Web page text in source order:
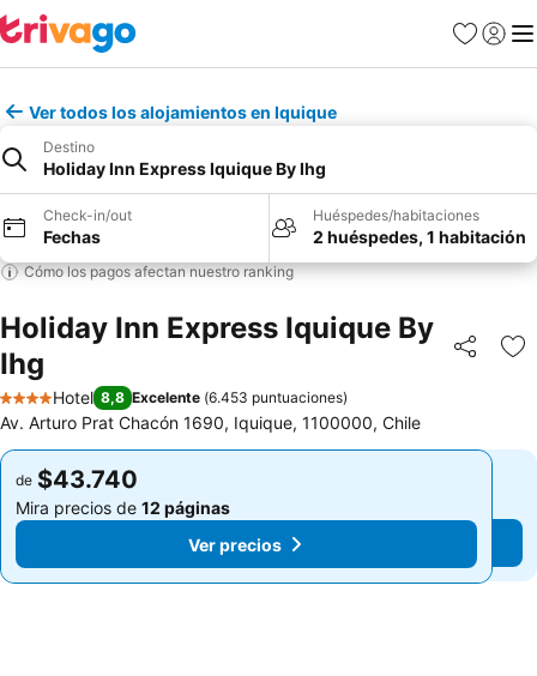
Favoritos
Iniciar
Ver todos los alojamientos en Iquique
Destino
Holiday Inn Express Iquique By Ihg
Check-in/out
Fechas
Huéspedes/habitaciones
2 huéspedes, 1 habitación
Cómo los pagos afectan nuestro ranking
Holiday Inn Express Iquique By
Ihg
Compartir
4 Estrellas
Hotel 8,8 Excelente (6.453 puntuaciones)
Av. Arturo Prat Chacón 1690, Iquique, 1100000, Chile
de $43.740
Mira precios de 12 páginas
Ver precios
de $43.740
Mira precios de 12 páginas
Ver precios